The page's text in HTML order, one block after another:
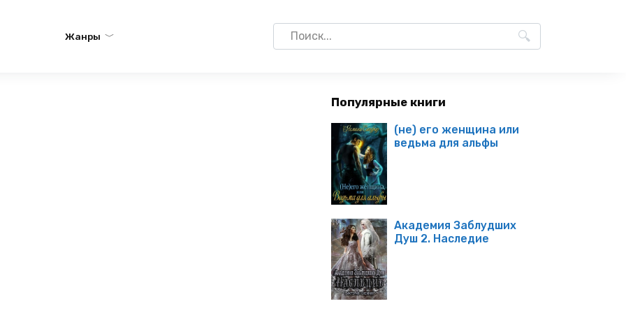
Жанры
Search
for:
Популярные книги
(не) его женщина или
ведьма для альфы
Академия Заблудших
Душ 2. Наследие